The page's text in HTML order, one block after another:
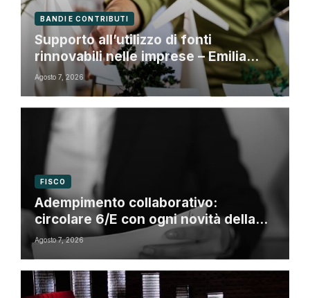
BANDI E CONTRIBUTI
Supporto all’utilizzo di fonti
rinnovabili nelle imprese – Emilia
Romagna
Agosto 7, 2026
FISCO
Adempimento collaborativo:
circolare 6/E con ogni novità della
riforma fiscale
Agosto 7, 2026